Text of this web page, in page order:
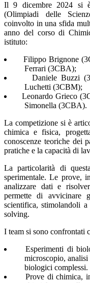
Il 9 dicembre 2024 si
(Olimpiadi delle
coinvolto in una sfida
anno del corso di
istituto:
Filippo Brignone
Ferrari (3CBA);
Daniele Buzzi
Luchetti (3CBM);
Leonardo Grieco
Simonella (3CBA).
La competizione si è
chimica e fisica,
conoscenze teoriche dei
pratiche e la capacità di
La particolarità di
sperimentale. Le prove,
analizzare dati e
permette di avvicinare
scientifica, stimolandoli
solving.
I team si sono confrontati
Esperimenti di
microscopio,
biologici complessi.
Prove di chimica,